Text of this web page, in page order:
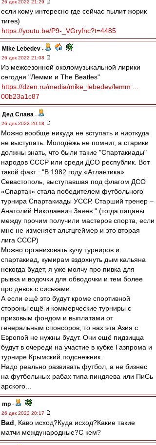
26 дек 2022 21:29
если кому интересно где сейчас пылит жорик
тигев)
https://youtu.be/P9-_VGryfnc?t=4485
Mike Lebedev -
26 дек 2022 21:08
Из межсезонной околомузыкальной лирики
сегодня "Лемми и The Beatles"
https://dzen.ru/media/mike_lebedev/lemm ...
00b23a1c87
Дед Слава -
26 дек 2022 20:18
Можно вообще никуда не вступать и ниоткуда
не выступать. Молодёжь не помнит, а старики
должны знать, что были такие "Спартакиады"
народов СССР или среди ДСО республик. Вот
такой факт : "В 1982 году «Атлантика»
Севастополь, выступавшая под флагом ДСО
«Спартак» стала победителем футбольного
турнира Спартакиады УССР. Старший тренер –
Анатолий Николаевич Заяев." (тогда пацаны
между прочим получили мастеров спорта, если
мне не изменяет альтцгеймер и это вторая
лига СССР)
Можно организовать кучу турниров и
спартакиад, кумирам вздохнуть дым кальяна
некогда будет, я уже молчу про пивка для
рывка и водочки для обводочки и тем более
про девок с сиськами.
А если ещё это будут кроме спортивной
стороны ещё и коммерческие турниры с
призовым фондом и выплатами от
генеральным спонсоров, то нах эта Азия с
Европой не нужны будут. Они ещё пидзицца
будут в очереди на участие в кубке Газпрома и
турнире Крымский подснежник.
Надо реально развивать футбол, а не бизнес
на футбольных рабах типа пиндяева или ПиСь
арского...
mp -
26 дек 2022 20:17
Bad , Каво исход?Куда исход?Какие такие
матчи международные?С кем?